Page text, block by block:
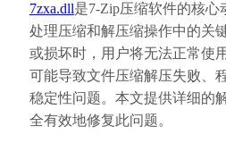
7zxa.dll是7-Zip压缩软件的核
处理压缩和解压缩操作中的关
或损坏时，用户将无法正常使
可能导致文件压缩解压失败、
稳定性问题。本文提供详细的
全有效地修复此问题。